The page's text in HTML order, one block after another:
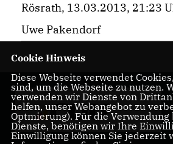
Rösrath, 13.03.2013, 21:23
Uwe Pakendorf
Cookie Hinweis
Diese Webseite verwendet
sind, um die Webseite zu nutzen.
verwenden wir Dienste von
helfen, unser Webangebot zu
Optmierung). Für die
Dienste, benötigen wir Ihre
Einwilligung können Sie jederzeit